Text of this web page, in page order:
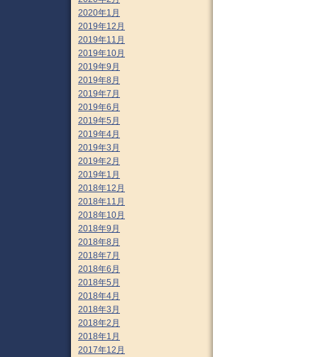
2020年1月
2019年12月
2019年11月
2019年10月
2019年9月
2019年8月
2019年7月
2019年6月
2019年5月
2019年4月
2019年3月
2019年2月
2019年1月
2018年12月
2018年11月
2018年10月
2018年9月
2018年8月
2018年7月
2018年6月
2018年5月
2018年4月
2018年3月
2018年2月
2018年1月
2017年12月